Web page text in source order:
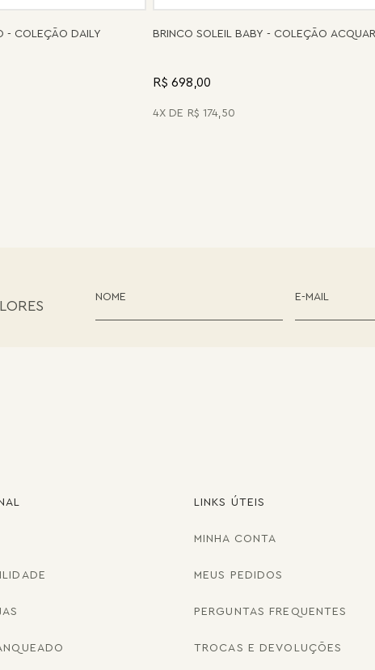
- COLEÇÃO DAILY BRINCO SOLEIL BABY - COLEÇÃO
R$ 698,00
4 R$ 174,50
LINKS ÚTEIS
MINHA CONTA
MEUS PEDIDOS
PERGUNTAS FREQUENTES
TROCAS E DEVOLUÇÕES